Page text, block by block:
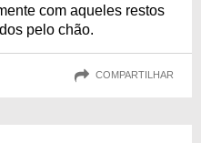
com aqueles restos
pelo chão.
COMPARTILHAR